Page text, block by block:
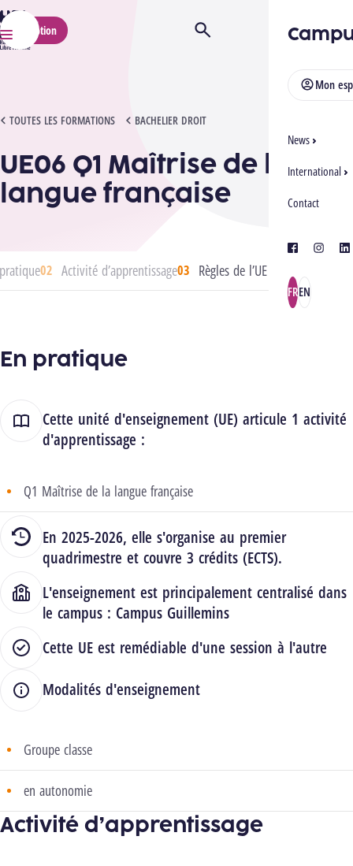
HELMo
Menu
Mon
News
International
Contact
facebook
FREN
Inscription Ouvrir/Fermer la recherche
TOUTES LES FORMATIONS BACHELIER DROIT
UE06 Q1 MAÎTRISE DE LA LANGUE FRANÇAISE
UE06 Q1 Maîtrise de la
langue française
Activité d’apprentissage Règles de l’UE
En pratique
Cette unité d'enseignement (UE) articule 1 activité
d'apprentissage :
Q1 Maîtrise de la langue française
En 2025-2026, elle s'organise au premier
quadrimestre et couvre 3 crédits (ECTS).
L'enseignement est principalement centralisé dans
le campus : Campus Guillemins
Cette UE est remédiable d'une session à l'autre
Modalités d'enseignement
Groupe classe
en autonomie
Activité d’apprentissage